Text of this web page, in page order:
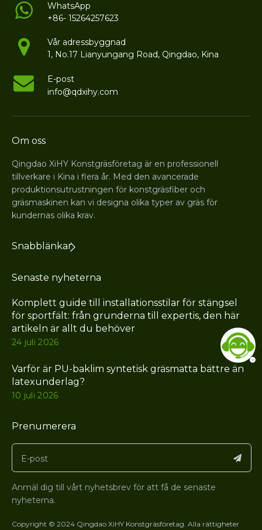
WhatsApp
+86- 15264257623
Vår adressbyggnad
1, No.17 Lianyungang Road, Qingdao, Kina
E-post
info@qdxihy.com
Om oss
Qingdao XiHY Konstgräsföretag är en professionell
tillverkare i Kina i flera år. Med den avancerade
produktionsutrustningen för konstgräsfiber och
gräsmaskinen kan vi designa olika typer av gräs för
kundernas olika krav.
Snabblänkar
Senaste nyheterna
Komplett guide till installationsstilar för stängsel
för sportfält: från grunderna till expertis, den här
artikeln är allt du behöver
24 juli 2026
Varför är PU-baklim syntetisk gräsmatta bättre än
latexunderlag?
10 juli 2026
Prenumerera
Anmäl dig till vårt nyhetsbrev för att få de senaste
nyheterna.
Copyright © 2024 Qingdao XiHY Konstgräsföretag. Alla rättigheter